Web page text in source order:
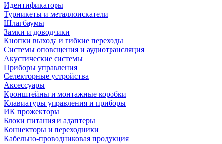
Идентификаторы
Турникеты и металлоискатели
Шлагбаумы
Замки и доводчики
Кнопки выхода и гибкие переходы
Системы оповещения и аудиотрансляция
Акустические системы
Приборы управления
Селекторные устройства
Аксессуары
Кронштейны и монтажные коробки
Клавиатуры управления и приборы
ИК прожекторы
Блоки питания и адаптеры
Коннекторы и переходники
Кабельно-проводниковая продукция